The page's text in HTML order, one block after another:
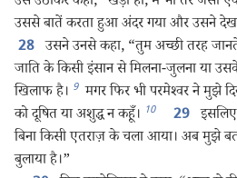
उससे बातें करता हुआ अंदर गया और उसने
28 उसने उनसे कहा, “तुम अच्छी तरह
जाति के किसी इंसान से मिलना-जुलना या
खिलाफ है। 9 मगर फिर भी परमेश्‍वर ने मुझे
को दूषित या अशुद्ध न कहूँ। 10 29
बिना किसी एतराज़ के चला आया। अब मुझे
बुलाया है।”